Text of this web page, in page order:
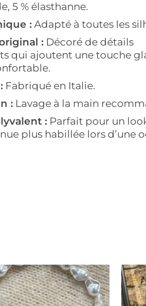
5 % élasthanne.
:Adapté à toutes les
:Décoré de détails
qui ajoutent une touche
Fabriqué en Italie.
:Lavage à la main
:Parfait pour un
plus habillée lors d’une